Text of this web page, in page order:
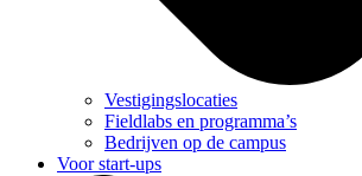
Vestigingslocaties
Fieldlabs en programma’s
Bedrijven op de campus
Voor start-ups